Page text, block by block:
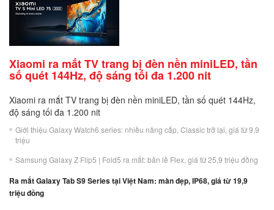
Xiaomi ra mắt TV trang bị đèn nền miniLED, tần
số quét 144Hz, độ sáng tối đa 1.200 nit
Xiaomi ra mắt TV trang bị đèn nền miniLED, tần số quét 144Hz,
độ sáng tối đa 1.200 nit
Giới thiệu Galaxy Watch6 series: nhiều nâng cấp, Classic trở lại, giá từ 9,9
triệu
Samsung Galaxy Z Flip5 | Fold5 ra mắt: bản lề Flex, giá từ 25,9 triệu đồng
Ra mắt Galaxy Tab S9 Series tại Việt Nam: màn đẹp, IP68, giá từ 19,9
triệu đồng